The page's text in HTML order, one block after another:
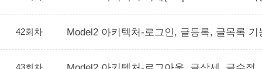
42회차 Model2 아키텍처-로그인, 글등록, 글목록 기
43회차